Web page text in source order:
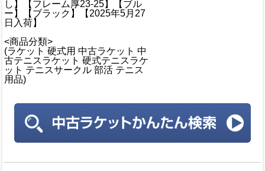
し】【フレーム厚23-25】【ブル
ー】【ブラック】【2025年5月27
日入荷】
<商品分類>
(ラケット 硬式用 中古ラケット 中
古テニスラケット 硬式テニスラケ
ット テニスサークル 部活 テニス
用品)